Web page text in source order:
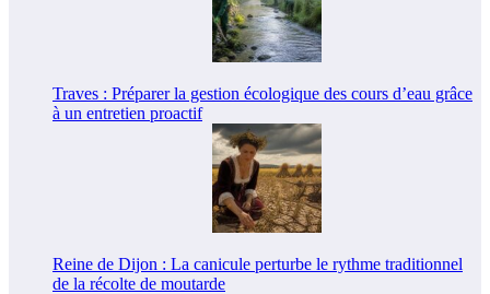
Traves : Préparer la gestion écologique des cours d’eau grâce
à un entretien proactif
Reine de Dijon : La canicule perturbe le rythme traditionnel
de la récolte de moutarde